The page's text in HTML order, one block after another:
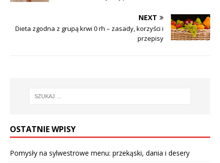
NEXT
Dieta zgodna z grupą krwi 0 rh – zasady, korzyści i
przepisy
OSTATNIE WPISY
Pomysły na sylwestrowe menu: przekąski, dania i desery